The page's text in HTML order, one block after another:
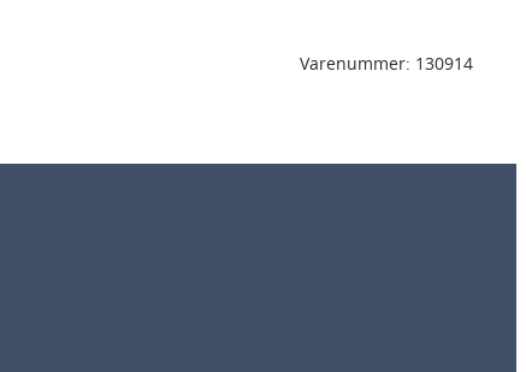
Varenummer: 130914